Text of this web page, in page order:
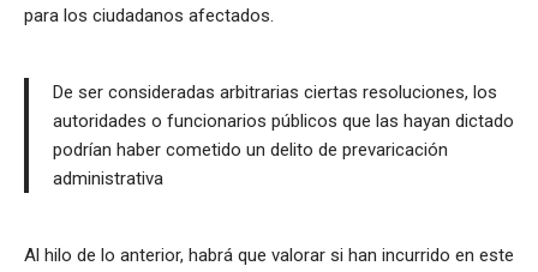
para los ciudadanos afectados.
De ser consideradas arbitrarias ciertas resoluciones, los
autoridades o funcionarios públicos que las hayan dictado
podrían haber cometido un delito de prevaricación
administrativa
Al hilo de lo anterior, habrá que valorar si han incurrido en este